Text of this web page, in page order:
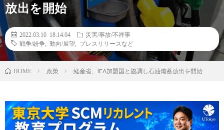
放出を開始
2022.03.10 18:14:04
災害/事故/不祥事
戦争/紛争
動向/展望 プレスリリースなど
HOME 政策 経産省、IEA加盟国と協調し石油備蓄放出を開始